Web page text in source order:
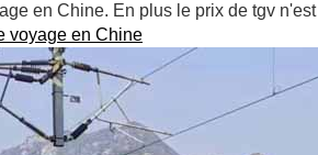
en Chine. En plus le prix de tgv
voyage en Chine